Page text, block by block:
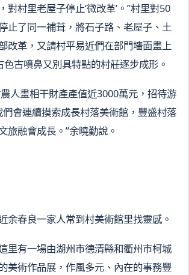
對村里老屋子停止‘微改革’。”村里對50
止了同一補葺，將石子路、老屋子、土
改革，又請村平易近們在部門墻面畫上
古噴鼻又別具特點的村莊逐步成形。
人畫相干財產產值近3000萬元，招待游
們會連續摸索成長村落美術館，豐盛村落
旅融會成長。”余曉勤說。
余春良一家人常到村美術館里找靈感。
里有一場由湖州市德清縣和衢州市柯城
美術作品展，作風多元、內在的事務豐